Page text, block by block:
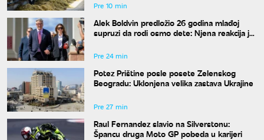
Pre 10 min
Alek Boldvin predložio 26 godina mlađoj
supruzi da rodi osmo dete: Njena reakcija je
Pre 24 min
Potez Prištine posle posete Zelenskog
Beogradu: Uklonjena velika zastava Ukrajine
Pre 27 min
Raul Fernandez slavio na Silverstonu:
Špancu druga Moto GP pobeda u karijeri